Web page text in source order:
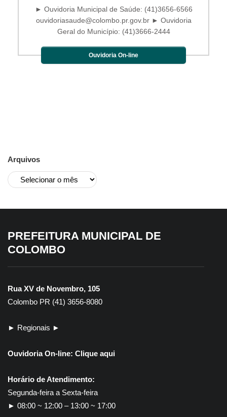
► Ouvidoria Municipal de Saúde: (41)3656-6566
ouvidoriasaude@colombo.pr.gov.br ► Ouvidoria
Geral do Município: (41)3666-2444
Ouvidoria On-line
Arquivos
PREFEITURA MUNICIPAL DE
COLOMBO
Rua XV de Novembro, 105
Colombo PR (41) 3656-8080
► Regionais ►
Ouvidoria On-line: Clique aqui
Horário de Atendimento:
Segunda-feira a Sexta-feira
► 08:00 ~ 12:00 – 13:00 ~ 17:00